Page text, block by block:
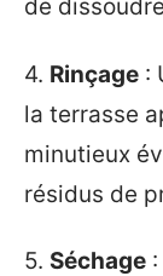
de
4. Rinçage :
la terrasse
minutieux
résidus de
5. Séchage